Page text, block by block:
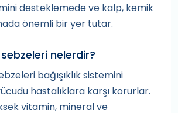
desteklemede ve kalp, kemik
önemli bir yer tutar.
sebzeleri nelerdir?
bağışıklık sistemini
hastalıklara karşı korurlar.
vitamin, mineral ve